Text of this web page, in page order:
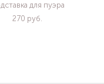
для пуэра
270 pуб.